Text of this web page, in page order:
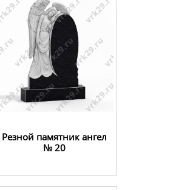
Резной памятник ангел
№ 20